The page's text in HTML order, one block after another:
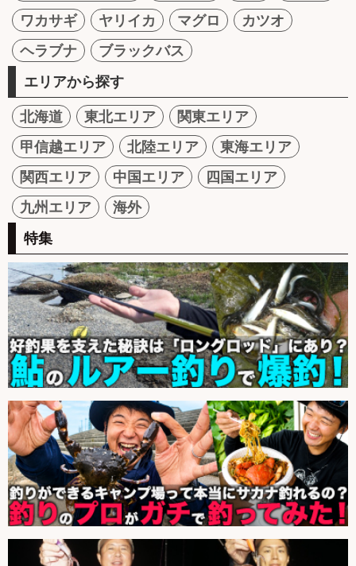
ワカサギ
ヤリイカ マグロ
カツオ
ヘラブナ
ブラックバス
エリアから探す
北海道 東北エリア
関東エリア
甲信越エリア
北陸エリア
東海エリア
関西エリア
中国エリア
四国エリア
九州エリア
海外
特集